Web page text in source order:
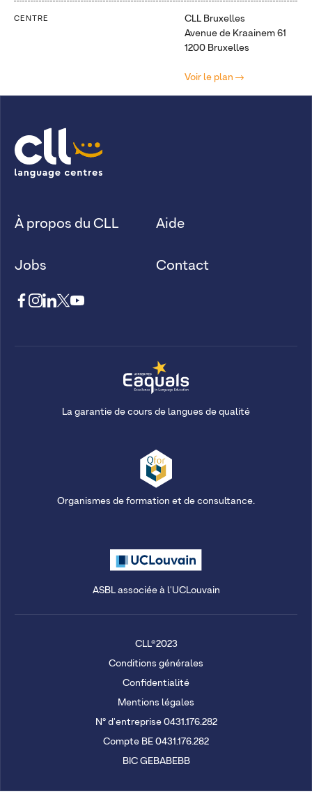
CENTRE
CLL Bruxelles
Avenue de Kraainem 61
1200 Bruxelles
Voir le plan
À propos du CLL
Jobs
Aide
Contact
La garantie de cours de langues de qualité
Organismes de formation et de consultance.
ASBL associée à l'UCLouvain
CLL®2023
Conditions générales
Confidentialité
Mentions légales
N° d'entreprise 0431.176.282
Compte BE 0431.176.282
BIC GEBABEBB